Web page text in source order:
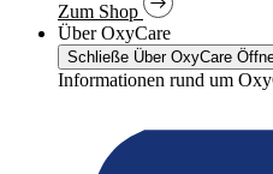
Zum Shop
Über OxyCare
Schließe Über OxyCare
Informationen rund um